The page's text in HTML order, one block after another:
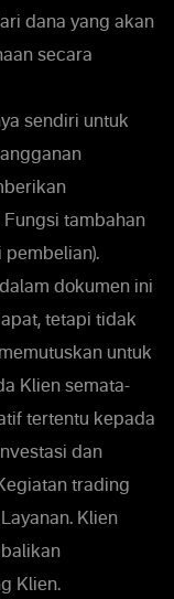
dana yang akan
secara
sendiri untuk
tambahan
pembelian).
dokumen ini
tetapi tidak
untuk
Klien semata-
tertentu kepada
dan
trading
Klien
Klien.